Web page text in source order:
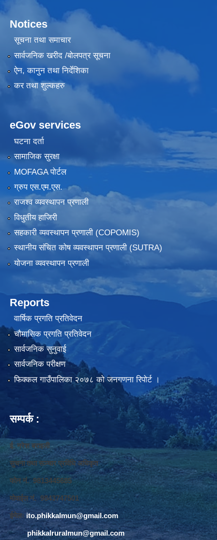
Notices
सूचना तथा समाचार
सार्वजनिक खरीद /बोलपत्र सूचना
ऐन, कानुन तथा निर्देशिका
कर तथा शुल्कहरु
eGov services
घटना दर्ता
सामाजिक सुरक्षा
MOFAGA पोर्टल
ग्रुप एस.एम.एस.
राजश्व व्यवस्थापन प्रणाली
विधुतीय हाजिरी
सहकारी व्यवस्थापन प्रणाली (COPOMIS)
स्थानीय संचित कोष व्यवस्थापन प्रणाली (SUTRA)
योजना व्यवस्थापन प्रणाली
Reports
वार्षिक प्रगति प्रतिवेदन
चौमासिक प्रगति प्रतिवेदन
सार्वजनिक सुनुवाई
सार्वजनिक परीक्षण
फिक्कल गाउँपालिका २०७८ को जनगणना रिपोर्ट ।
सम्पर्क :
ई. नरेश बराइली
सुचना तथा सञ्‍चार प्रविधि अधिकृत
फोन नं. 9813445685
मोवाईल नं. 9843747501
ईमेलः ito.phikkalmun@gmail.com
phikkalruralmun@gmail.com